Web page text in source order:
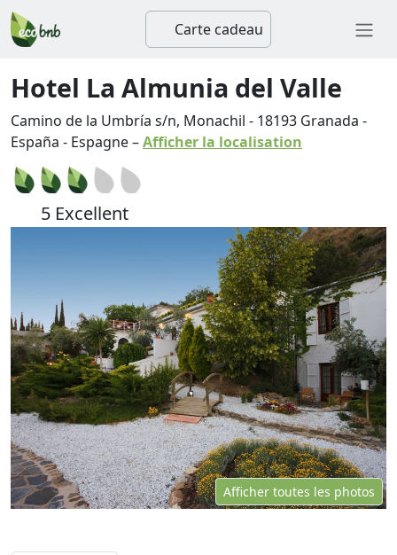
Carte cadeau
Hotel La Almunia del Valle
Camino de la Umbría s/n, Monachil - 18193 Granada -
España - Espagne–Afficher la localisation
5 Excellent
Afficher toutes les photos